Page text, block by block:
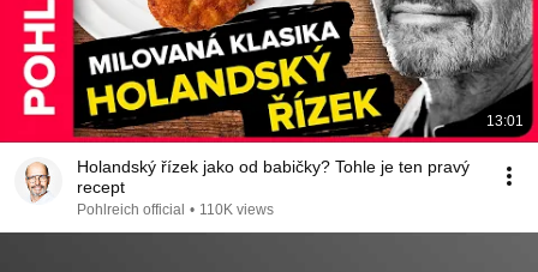
13:01
Holandský řízek jako od babičky? Tohle je ten pravý
recept
Pohlreich official • 110K views